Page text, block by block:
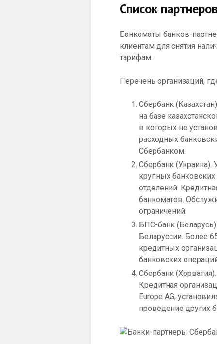
Список
Банкоматы банков-
клиентам для снятия
тарифам.
Перечень организаций,
Сбербанк
на базе
в которых не
расходных
Сбербанком.
Сбербанк (Украина).
крупных банковских
отделений.
банкоматов.
ограничений.
БПС-банк
Беларуссии. Более
кредитных
банковских
Сбербанк
Кредитная
Europe AG,
проведение других